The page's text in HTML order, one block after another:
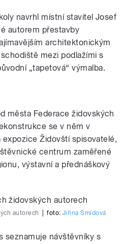
navrhl místní stavitel Josef
autorem přestavby
architektonickým
mezi podlažími s
„tapetová“ výmalba.
města Federace židovských
se v něm v
Židovští spisovatelé,
centrum zaměřené
výstavní a přednáškový
autorech foto: Jiřina Šmídová
seznamuje návštěvníky s